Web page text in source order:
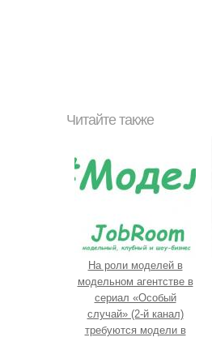
Читайте также
На роли моделей в
модельном агентстве в
сериал «Особый
случай» (2-й канал)
требуются модели в